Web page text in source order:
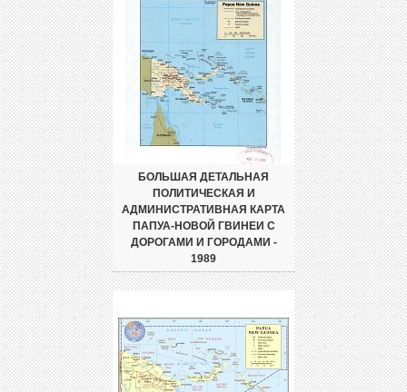
БОЛЬШАЯ ДЕТАЛЬНАЯ
ПОЛИТИЧЕСКАЯ И
АДМИНИСТРАТИВНАЯ КАРТА
ПАПУА-НОВОЙ ГВИНЕИ С
ДОРОГАМИ И ГОРОДАМИ -
1989